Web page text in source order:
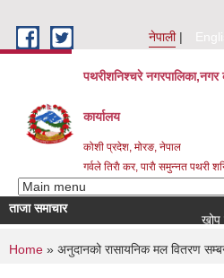
नेपाली
पथरीशनिश्चरे नगरपालिका,नगर
कार्यालय
कोशी प्रदेश, मोरङ, नेपाल
गर्वले तिराै कर, पाराै समुन्नत पथरी
ताजा समाचार
खोप
You are here
Home » अनुदानको रासायनिक मल वितरण